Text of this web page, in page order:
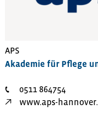
APS
Akademie für Pflege
0511 864754
www.aps-